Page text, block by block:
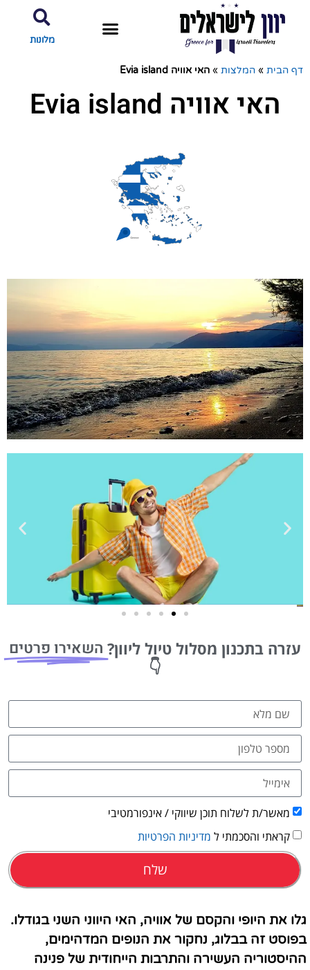
מלונות
דף הבית » המלצות » האי אוויה Evia island
האי אוויה Evia island
מציאת
לחצו
עזרה בתכנון מסלול טיול ליוון? השאירו פרטים
👇
מאשר/ת לשלוח תוכן שיווקי / אינפורמטיבי
קראתי והסכמתי ל מדיניות הפרטיות
שלח
גלו את היופי והקסם של אוויה, האי היווני השני בגודלו.
בפוסט זה בבלוג, נחקור את הנופים המדהימים,
ההיסטוריה העשירה והתרבות הייחודית של פנינה